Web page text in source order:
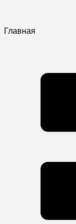
Главная